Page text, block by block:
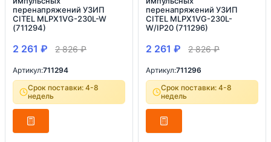
перенапряжений УЗИП
CITEL MLPX1VG-230L-W
(711294)
2 261 ₽ 2 826₽
Артикул:711294
Срок поставки: 4-8
недель
перенапряжений УЗИП
CITEL MLPX1VG-230L-
W/IP20 (711296)
2 261 ₽ 2 826₽
Артикул:711296
Срок поставки: 4-8
недель